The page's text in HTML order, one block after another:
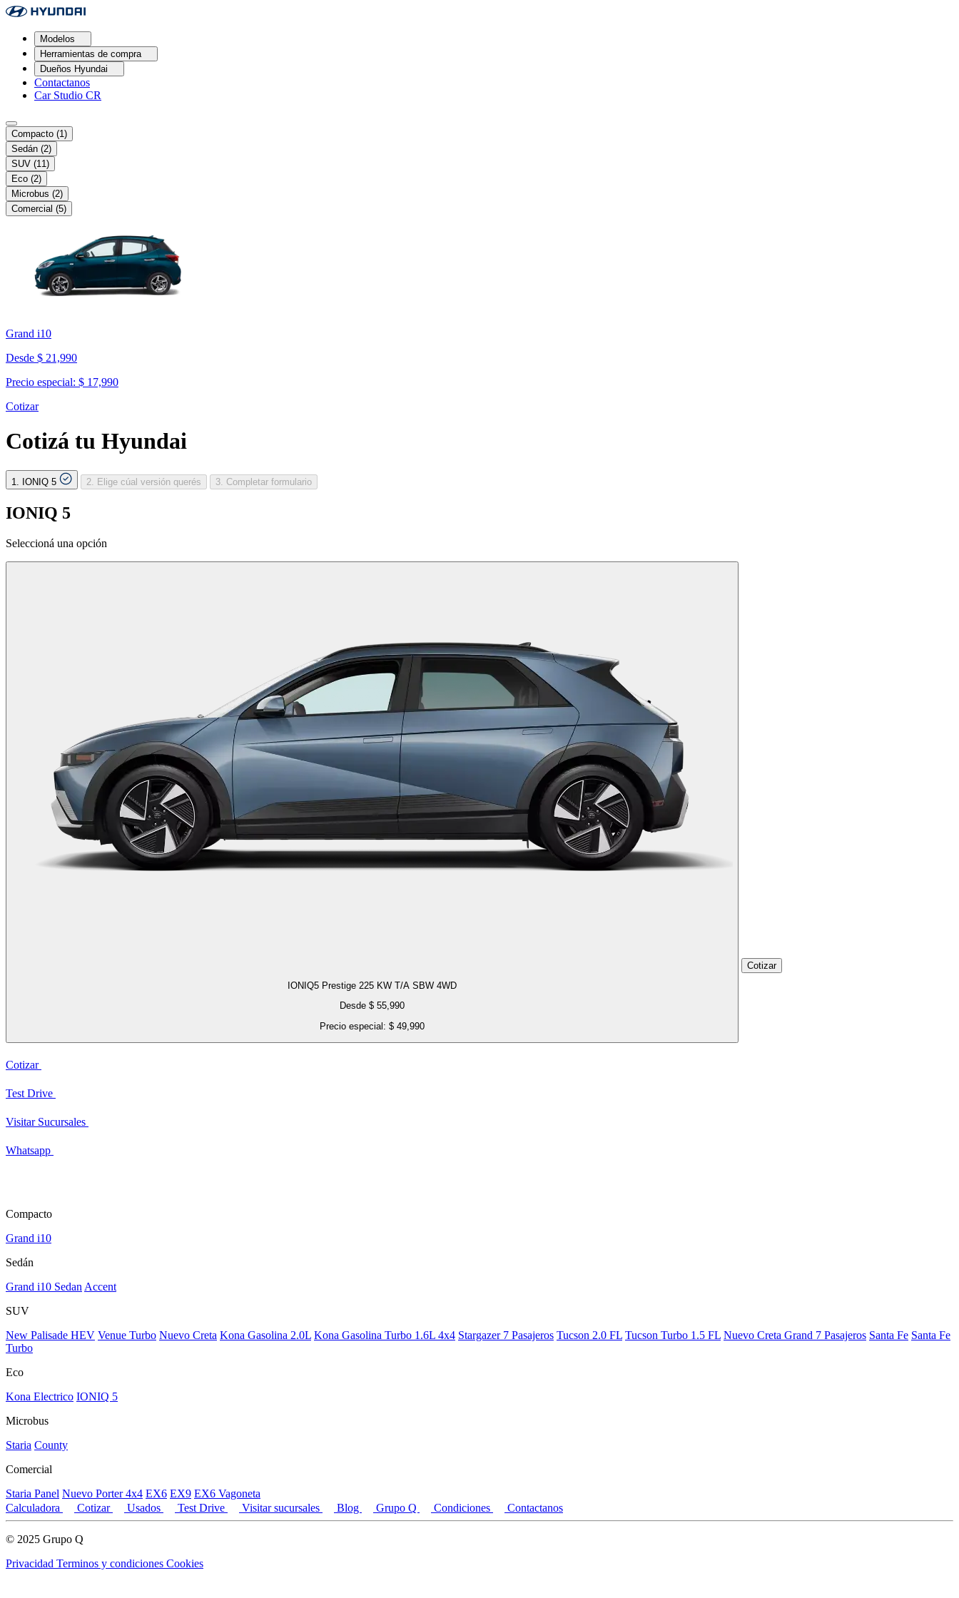
Modelos
Herramientas de compra
Dueños Hyundai
Contactanos
Car Studio CR
Compacto (1)
Sedán (2)
SUV (11)
Eco (2)
Microbus (2)
Comercial (5)
Grand i10
Desde $ 21,990
Precio especial: $ 17,990
Cotizar
Cotizá tu Hyundai
1. IONIQ 5 2. Elige cúal versión querés 3. Completar formulario
IONIQ 5
Seleccioná una opción
IONIQ5 Prestige 225 KW T/A SBW 4WD
Desde $ 55,990
Precio especial: $ 49,990
Cotizar
Cotizar
Test Drive
Visitar Sucursales
Whatsapp
Compacto
Grand i10
Sedán
Grand i10 Sedan Accent
SUV
New Palisade HEV Venue Turbo Nuevo Creta Kona Gasolina 2.0L Kona Gasolina Turbo 1.6L 4x4 Stargazer 7 Pasajeros Tucson 2.0 FL Tucson Turbo 1.5 FL Nuevo Creta Grand 7 Pasajeros Santa Fe Santa Fe
Turbo
Eco
Kona Electrico IONIQ 5
Microbus
Staria County
Comercial
Staria Panel Nuevo Porter 4x4 EX6 EX9 EX6 Vagoneta
Calculadora
Cotizar Usados Test Drive Visitar sucursales Blog Grupo Q Condiciones Contactanos
© 2025 Grupo Q
Privacidad Terminos y condiciones Cookies